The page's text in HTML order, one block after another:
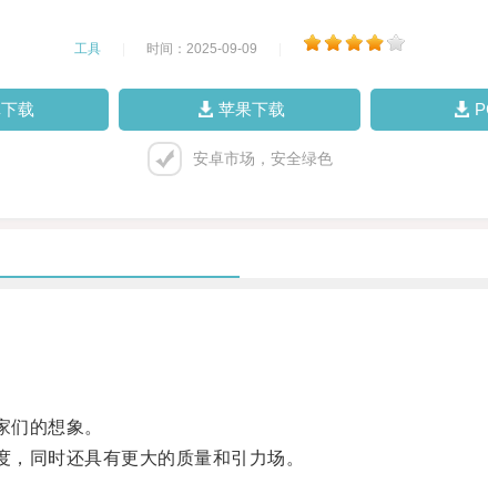
工具 时间：2025-09-09
载 苹果下载
安卓市场，安全绿色
的想象。
同时还具有更大的质量和引力场。